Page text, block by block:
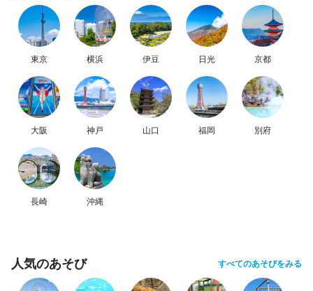
東京 横浜 伊豆 日光 京都
大阪 神戸 山口 福岡 別府
長崎 沖縄
人気のあそび すべてのあそびをみる